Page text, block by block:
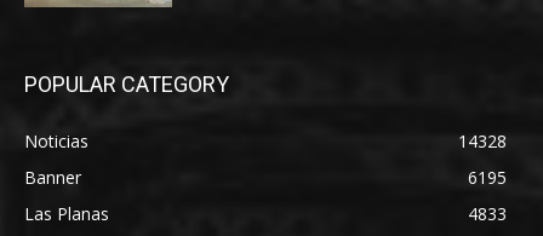
POPULAR CATEGORY
Noticias
14328
Banner
6195
Las Planas
4833